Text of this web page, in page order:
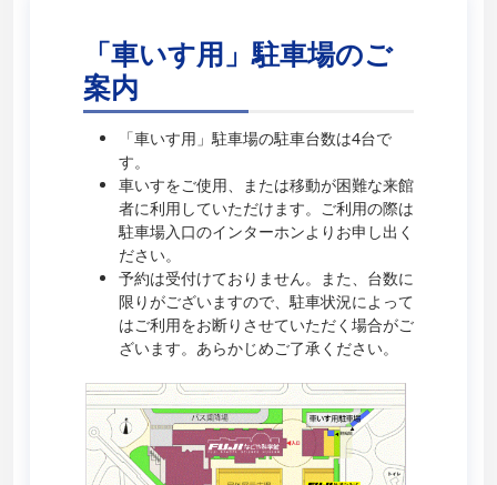
「車いす用」駐車場のご
案内
「車いす用」駐車場の駐車台数は4台で
す。
車いすをご使用、または移動が困難な来館
者に利用していただけます。ご利用の際は
駐車場入口のインターホンよりお申し出く
ださい。
予約は受付けておりません。また、台数に
限りがございますので、駐車状況によって
はご利用をお断りさせていただく場合がご
ざいます。あらかじめご了承ください。